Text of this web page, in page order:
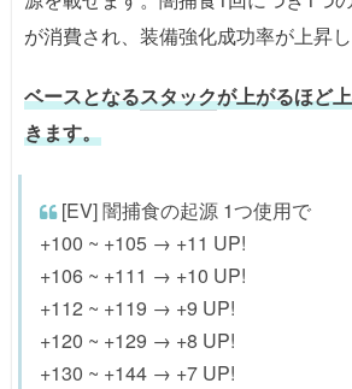
が消費され、装備強化成功率が上昇し
ベースとなるスタックが上がるほど
きます。
[EV] 闇捕食の起源 1つ使用で
+100 ~ +105 → +11 UP!
+106 ~ +111 → +10 UP!
+112 ~ +119 → +9 UP!
+120 ~ +129 → +8 UP!
+130 ~ +144 → +7 UP!